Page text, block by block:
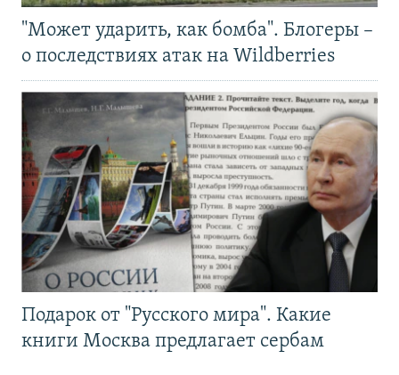
"Может ударить, как бомба". Блогеры –
о последствиях атак на Wildberries
Подарок от "Русского мира". Какие
книги Москва предлагает сербам